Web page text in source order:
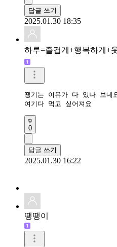
답글 쓰기
2025.01.30 18:35
하루=즐겁게+행복하게+
땡기는 이유가 다 있나 보네
여기다 먹고 싶어져요
0
답글 쓰기
2025.01.30 16:22
땡땡이